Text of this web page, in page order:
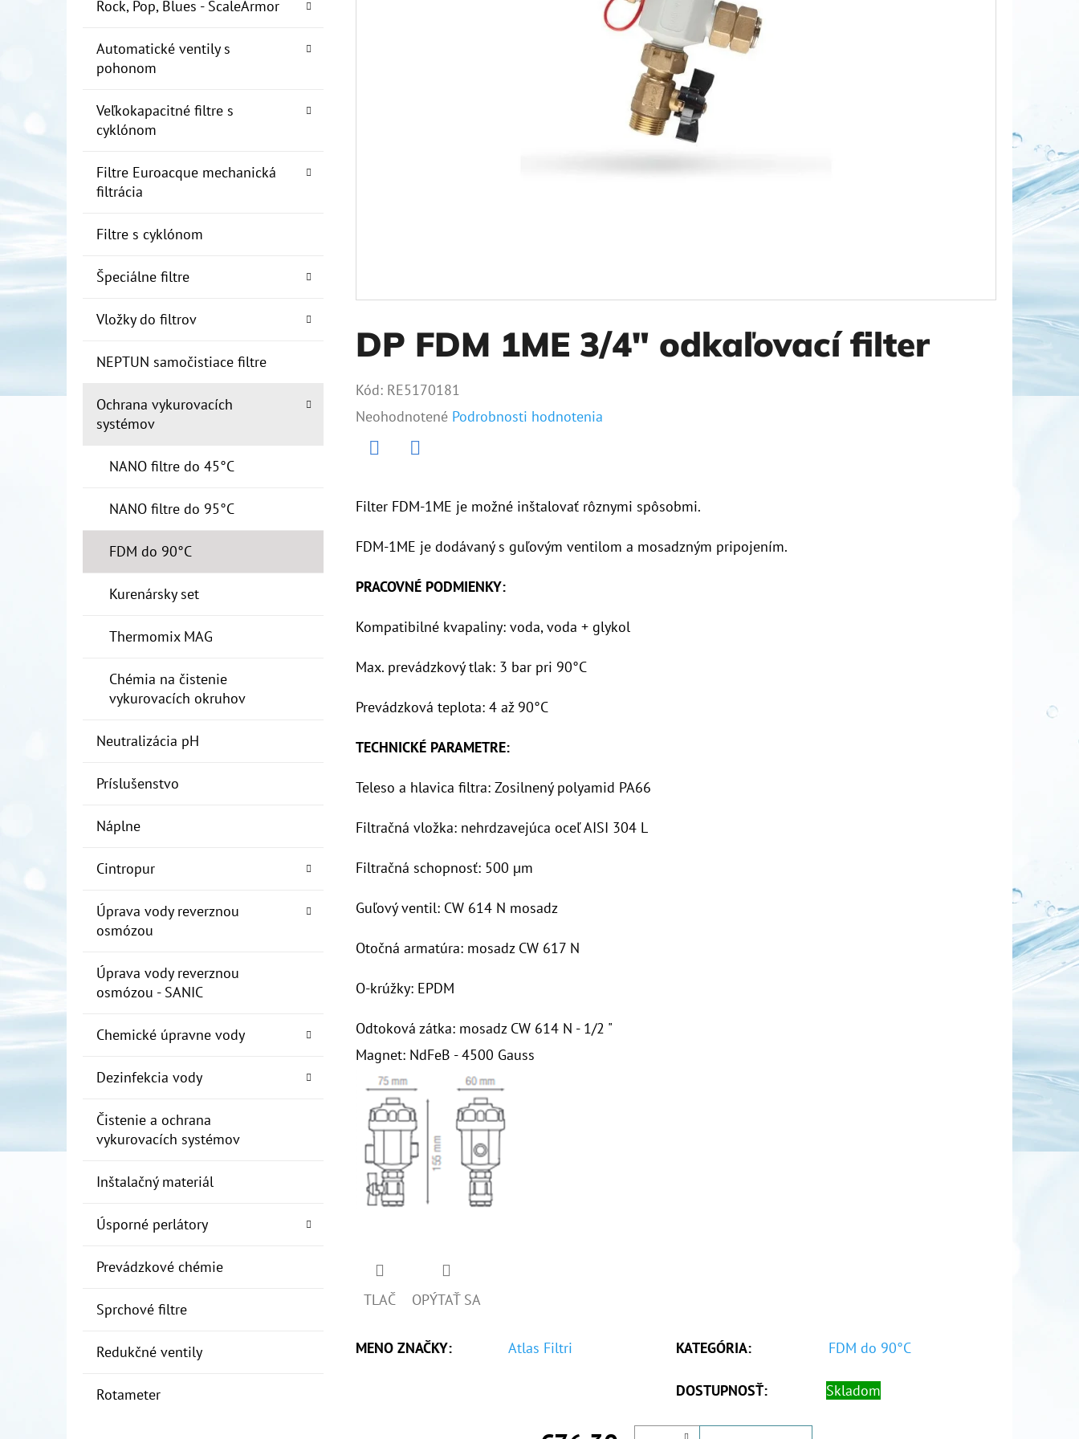
Rock, Pop, Blues - ScaleArmor
Automatické ventily s
pohonom
Veľkokapacitné filtre s
cyklónom
Filtre Euroacque mechanická
filtrácia
Filtre s cyklónom
Špeciálne filtre
Vložky do filtrov
NEPTUN samočistiace filtre
Ochrana vykurovacích
systémov
NANO filtre do 45°C
NANO filtre do 95°C
FDM do 90°C
Kurenársky set
Thermomix MAG
Chémia na čistenie
vykurovacích okruhov
Neutralizácia pH
Príslušenstvo
Náplne
Cintropur
Úprava vody reverznou
osmózou
Úprava vody reverznou
osmózou - SANIC
Chemické úpravne vody
Dezinfekcia vody
Čistenie a ochrana
vykurovacích systémov
Inštalačný materiál
Úsporné perlátory
Prevádzkové chémie
Sprchové filtre
Redukčné ventily
Rotameter
DP FDM 1ME 3/4" odkaľovací filter
Kód: RE5170181
Priemerné
hodnotenie
z
Neohodnotené Podrobnosti hodnotenia
Filter FDM-1ME je možné inštalovať rôznymi spôsobmi.
FDM-1ME je dodávaný s guľovým ventilom a mosadzným pripojením.
PRACOVNÉ PODMIENKY:
Kompatibilné kvapaliny: voda, voda + glykol
Max. prevádzkový tlak: 3 bar pri 90°C
Prevádzková teplota: 4 až 90°C
TECHNICKÉ PARAMETRE:
Teleso a hlavica filtra: Zosilnený polyamid PA66
Filtračná vložka: nehrdzavejúca oceľ AISI 304 L
Filtračná schopnosť: 500 μm
Guľový ventil: CW 614 N mosadz
Otočná armatúra: mosadz CW 617 N
O-krúžky: EPDM
Odtoková zátka: mosadz CW 614 N - 1/2 "
Magnet: NdFeB - 4500 Gauss
TLAČ OPÝTAŤ SA
MENO ZNAČKY: Atlas Filtri KATEGÓRIA: FDM do 90°C
DOSTUPNOSŤ: Skladom
10" FILTER SENIOR 1"
€19
10" FILTER SENIOR DUO 1"
€37,10